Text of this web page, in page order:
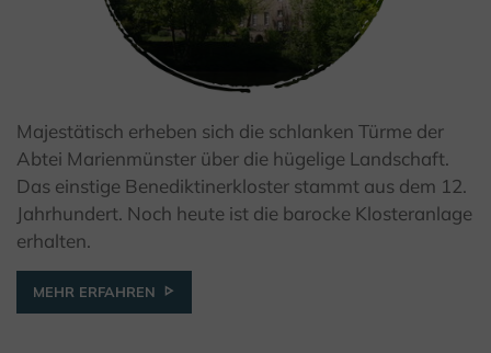
© Kulturland Kreis Höxter / K. Krajewski
Majestätisch erheben sich die schlanken Türme der
Abtei Marienmünster über die hügelige Landschaft.
Das einstige Benediktinerkloster stammt aus dem 12.
Jahrhundert. Noch heute ist die barocke Klosteranlage
erhalten.
MEHR ERFAHREN